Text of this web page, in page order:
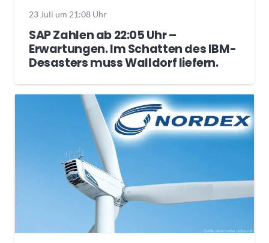
23 Juli um 21:08 Uhr
SAP Zahlen ab 22:05 Uhr –
Erwartungen. Im Schatten des IBM-
Desasters muss Walldorf liefern.